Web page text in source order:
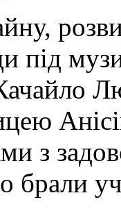
під
з
брали